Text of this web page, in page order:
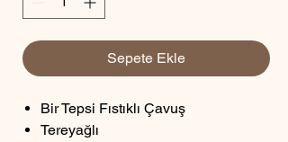
Sepete Ekle
Bir Tepsi Fıstıklı Çavuş
Tereyağlı